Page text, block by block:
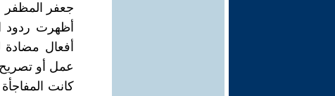
جعفر المظفر
أظهرت ردود
أفعال
عمل أو
كانت